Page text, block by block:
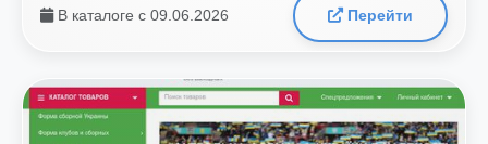
В каталоге с 09.06.2026 Перейти